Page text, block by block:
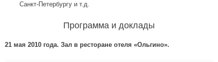
Санкт-Петербургу и т.д.
Программа и доклады
21 мая 2010 года. Зал в ресторане отеля «Ольгино».